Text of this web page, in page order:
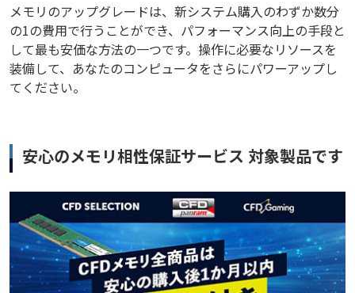
メモリのアップグレードは、新システム購入のわずか数分
の1の費用で行うことができ、パフォーマンス向上の手段と
して最も安価な方法の一つです。操作に必要なリソースを
装備して、あなたのコンピュータをさらにパワーアップし
てください。
安心のメモリ相性保証サービス 対象製品です